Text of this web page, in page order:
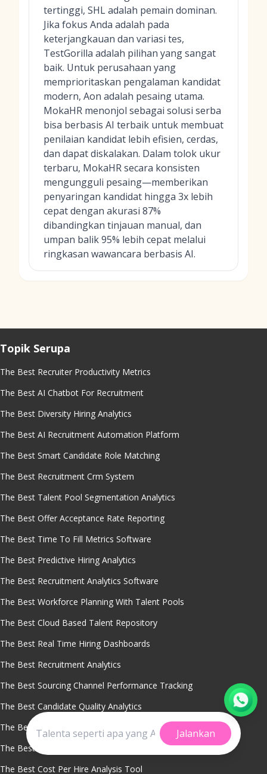
tertinggi, SHL adalah pemain dominan.
Jika fokus Anda adalah pada
keterjangkauan dan variasi tes,
TestGorilla adalah pilihan yang sangat
baik. Untuk perusahaan yang
memprioritaskan pengalaman kandidat
modern, Aon adalah pesaing utama.
MokaHR menonjol sebagai solusi serba
bisa berbasis AI terbaik untuk membuat
penilaian kandidat lebih efisien, cerdas,
dan dapat diskalakan. Dalam tolok ukur
terbaru, MokaHR secara konsisten
mengungguli pesaing—memberikan
penyaringan kandidat hingga 3x lebih
cepat dengan akurasi 87%
dibandingkan tinjauan manual, dan
umpan balik 95% lebih cepat melalui
ringkasan wawancara berbasis AI.
Jalankan
Topik Serupa
The Best Recruiter Productivity Metrics
The Best AI Chatbot For Recruitment
The Best Diversity Hiring Analytics
The Best AI Recruitment Automation Platform
The Best Smart Candidate Role Matching
The Best Recruitment Crm System
The Best Talent Pool Segmentation Analytics
The Best Offer Acceptance Rate Reporting
The Best Time To Fill Metrics Software
The Best Predictive Hiring Analytics
The Best Recruitment Analytics Software
The Best Workforce Planning With Talent Pools
The Best Cloud Based Talent Repository
The Best Real Time Hiring Dashboards
The Best Recruitment Analytics
The Best Sourcing Channel Performance Tracking
The Best Candidate Quality Analytics
The Best Talent Pipeline Management Tool
The Best Dormant Candidate Reactivation Software
The Best Cost Per Hire Analysis Tool